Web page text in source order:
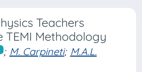
Teachers
TEMI Methodology
; M. Carpineti; M.A.L.